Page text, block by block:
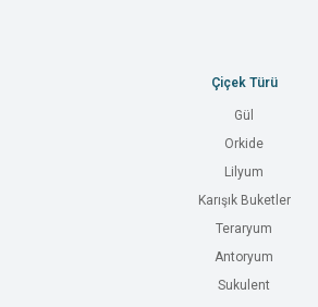
Çiçek Türü
Gül
Orkide
Lilyum
Karışık Buketler
Teraryum
Antoryum
Sukulent